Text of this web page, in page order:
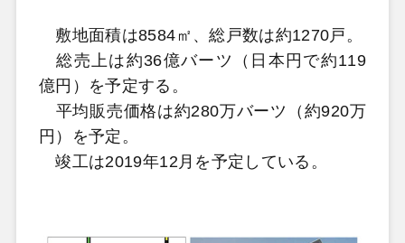
敷地面積は8584㎡、総戸数は約1270戸。
総売上は約36億バーツ（日本円で約119
億円）を予定する。
平均販売価格は約280万バーツ（約920万
円）を予定。
竣工は2019年12月を予定している。